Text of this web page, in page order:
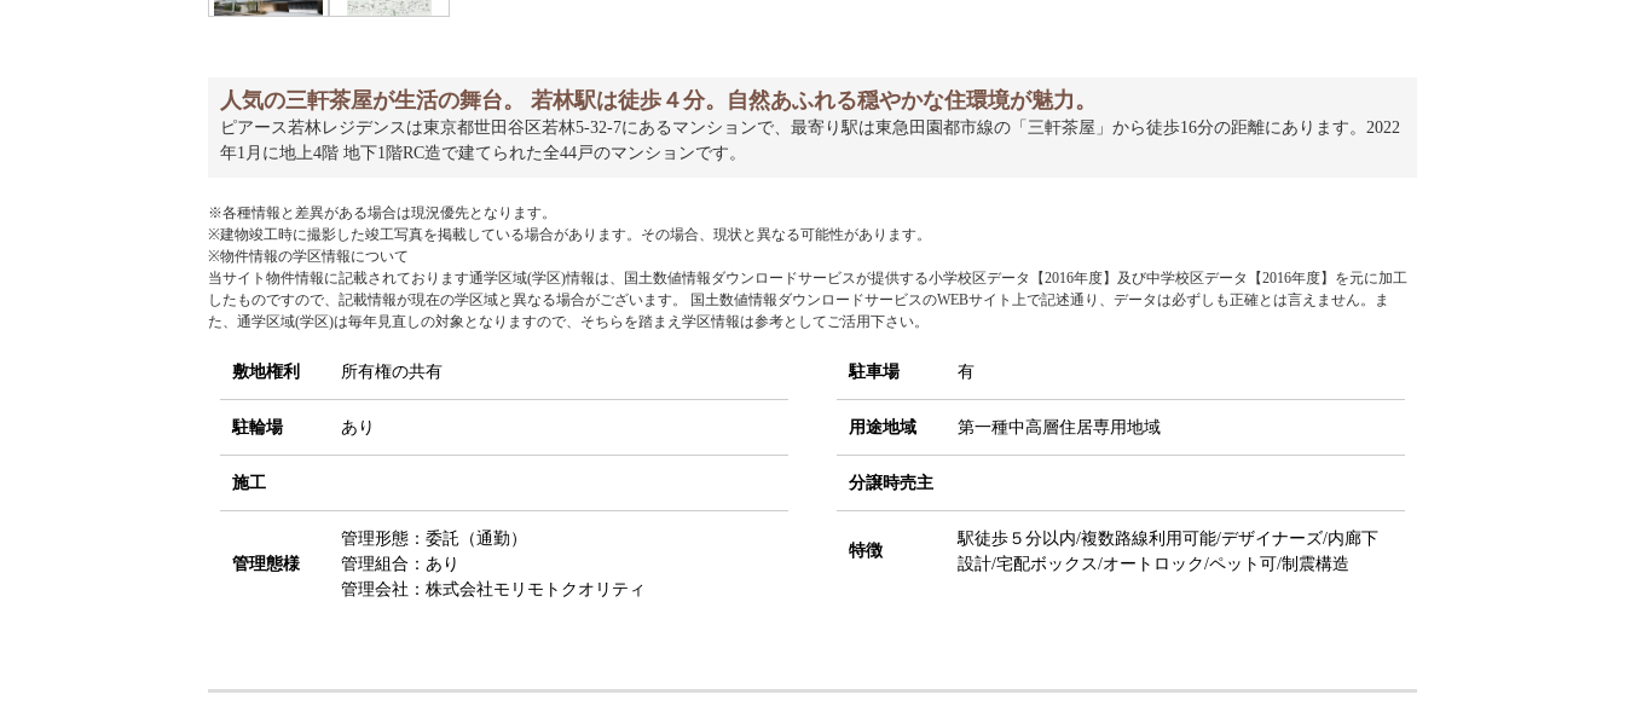
人気の三軒茶屋が生活の舞台。 若林駅は徒歩４分。自然あふれる穏やかな住環境が魅力。
ピアース若林レジデンスは東京都世田谷区若林5-32-7にあるマンションで、最寄り駅は東急田園都市線の「三軒茶屋」から徒歩16分の距離にあります。2022
年1月に地上4階 地下1階RC造で建てられた全44戸のマンションです。
※各種情報と差異がある場合は現況優先となります。
※建物竣工時に撮影した竣工写真を掲載している場合があります。その場合、現状と異なる可能性があります。
※物件情報の学区情報について
当サイト物件情報に記載されております通学区域(学区)情報は、国土数値情報ダウンロードサービスが提供する小学校区データ【2016年度】及び中学校区データ【2016年度】を元に加工
したものですので、記載情報が現在の学区域と異なる場合がございます。 国土数値情報ダウンロードサービスのWEBサイト上で記述通り、データは必ずしも正確とは言えません。ま
た、通学区域(学区)は毎年見直しの対象となりますので、そちらを踏まえ学区情報は参考としてご活用下さい。
敷地権利 所有権の共有
駐輪場 あり
施工
管理態様
管理形態：委託（通勤）
管理組合：あり
管理会社：株式会社モリモトクオリティ
駐車場 有
用途地域 第一種中高層住居専用地域
分譲時売主
特徴
駅徒歩５分以内/複数路線利用可能/デザイナーズ/内廊下
設計/宅配ボックス/オートロック/ペット可/制震構造